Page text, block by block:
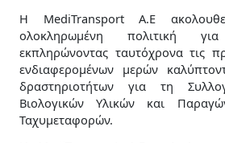
Η MediTransport A.Ε
ολοκληρωμένη πολιτική
εκπληρώνοντας ταυτόχρονα τις
ενδιαφερομένων μερών
δραστηριοτήτων για τη
Βιολογικών Υλικών και
Ταχυμεταφορών.
ιστότοπου.
Εμπειρία
Προκειμένου
ο ιστότοπός
μας να